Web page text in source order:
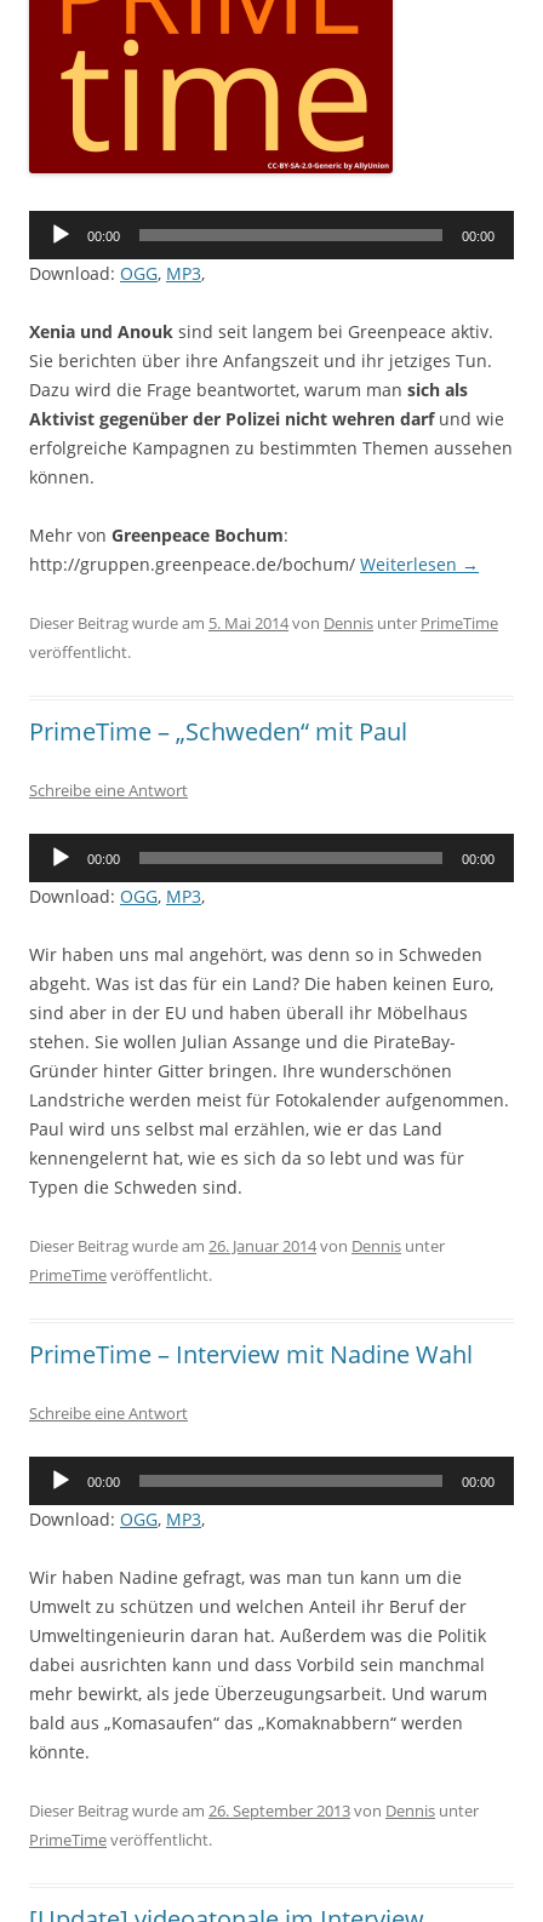
Audio-
00:00 00:00
Download: OGG, MP3,
Xenia und Anouk sind seit langem bei Greenpeace aktiv.
Sie berichten über ihre Anfangszeit und ihr jetziges Tun.
Dazu wird die Frage beantwortet, warum man sich als
Aktivist gegenüber der Polizei nicht wehren darfund wie
erfolgreiche Kampagnen zu bestimmten Themen aussehen
können.
Mehr von Greenpeace Bochum:
http://gruppen.greenpeace.de/bochum/ Weiterlesen →
Dieser Beitrag wurde am 5. Mai 2014von Dennis unter PrimeTime
veröffentlicht.
PrimeTime – „Schweden“ mit Paul
Schreibe eine Antwort
Audio-
00:00 00:00
Download: OGG, MP3,
Wir haben uns mal angehört, was denn so in Schweden
abgeht. Was ist das für ein Land? Die haben keinen Euro,
sind aber in der EU und haben überall ihr Möbelhaus
stehen. Sie wollen Julian Assange und die PirateBay-
Gründer hinter Gitter bringen. Ihre wunderschönen
Landstriche werden meist für Fotokalender aufgenommen.
Paul wird uns selbst mal erzählen, wie er das Land
kennengelernt hat, wie es sich da so lebt und was für
Typen die Schweden sind.
Dieser Beitrag wurde am 26. Januar 2014von Dennis unter
PrimeTimeveröffentlicht.
PrimeTime – Interview mit Nadine Wahl
Schreibe eine Antwort
Audio-
00:00 00:00
Download: OGG, MP3,
Wir haben Nadine gefragt, was man tun kann um die
Umwelt zu schützen und welchen Anteil ihr Beruf der
Umweltingenieurin daran hat. Außerdem was die Politik
dabei ausrichten kann und dass Vorbild sein manchmal
mehr bewirkt, als jede Überzeugungsarbeit. Und warum
bald aus „Komasaufen“ das „Komaknabbern“ werden
könnte.
Dieser Beitrag wurde am 26. September 2013von Dennis unter
PrimeTimeveröffentlicht.